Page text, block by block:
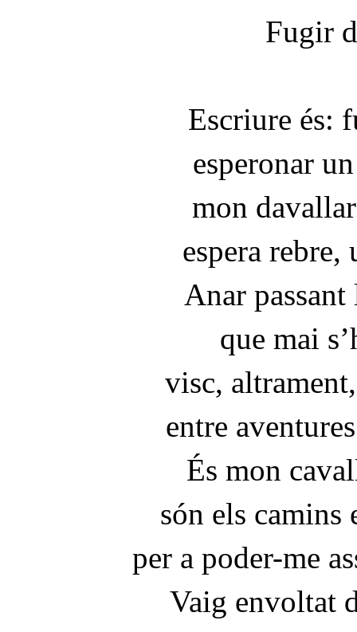
Fugir
Escriure és:
esperonar
mon
espera
Anar
que mai
visc,
entre
És mon
són els camins
per a poder-me
Vaig envoltat